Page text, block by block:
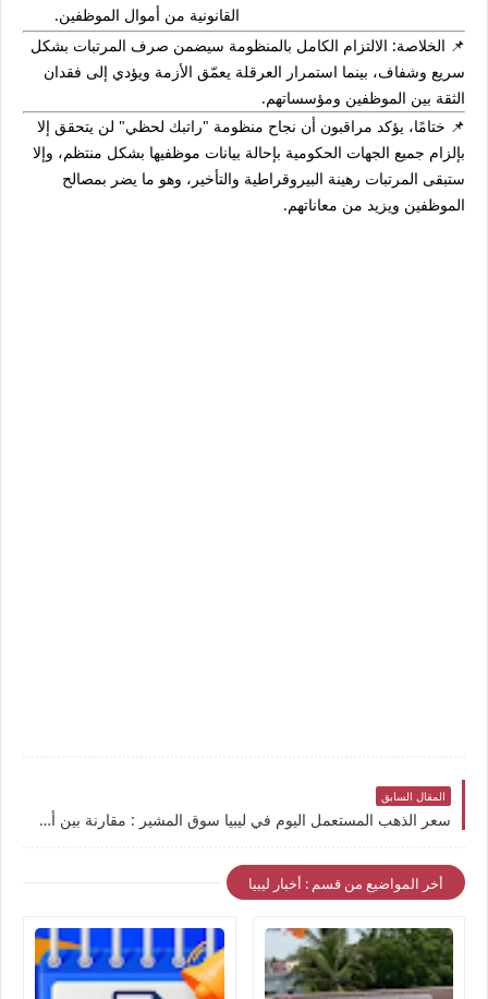
القانونية من أموال الموظفين.
📌 الخلاصة: الالتزام الكامل بالمنظومة سيضمن صرف المرتبات بشكل
سريع وشفاف، بينما استمرار العرقلة يعمّق الأزمة ويؤدي إلى فقدان
الثقة بين الموظفين ومؤسساتهم.
📌 ختامًا، يؤكد مراقبون أن نجاح منظومة "راتبك لحظي" لن يتحقق إلا
بإلزام جميع الجهات الحكومية بإحالة بيانات موظفيها بشكل منتظم، وإلا
ستبقى المرتبات رهينة البيروقراطية والتأخير، وهو ما يضر بمصالح
الموظفين ويزيد من معاناتهم.
المقال السابق
سعر الذهب المستعمل اليوم في ليبيا سوق المشير : مقارنة بين أسعار الذهب الجديد والكسر في ليبيا اليوم
أخر المواضيع من قسم : أخبار ليبيا